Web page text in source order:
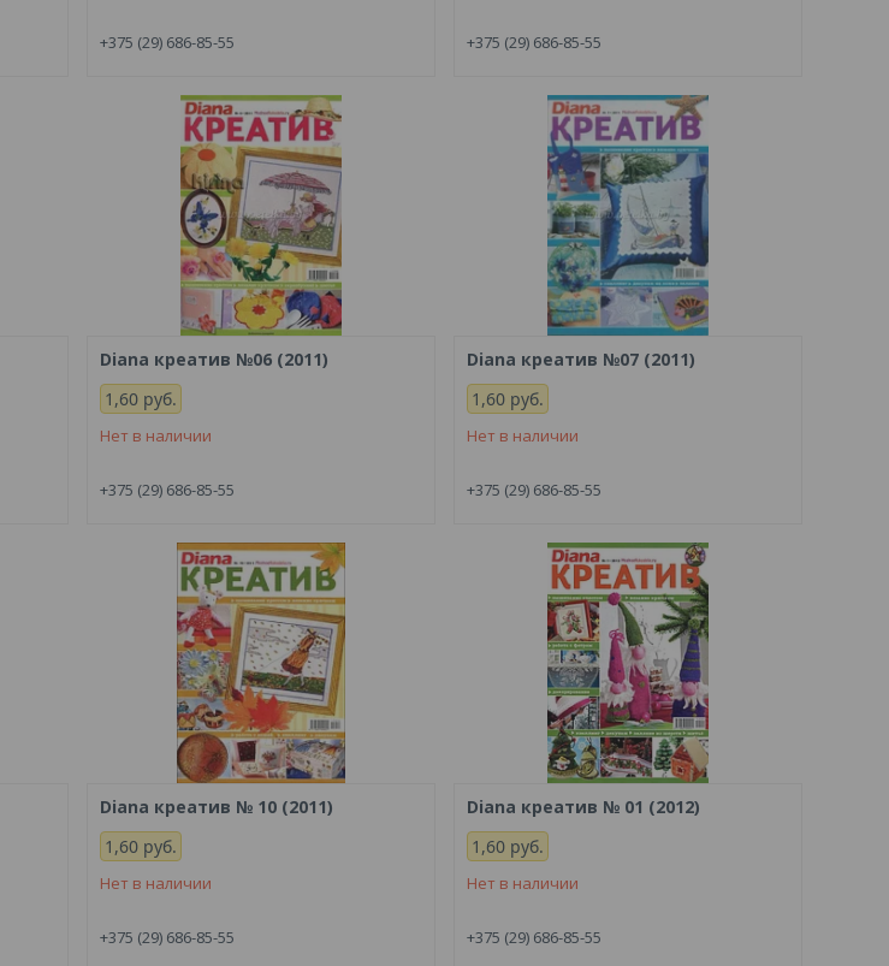
+375 (29) 686-85-55 +375 (29) 686-85-55
Diana креатив №06 (2011)
1,60 руб.
Нет в наличии
+375 (29) 686-85-55
Diana креатив №07 (2011)
1,60 руб.
Нет в наличии
+375 (29) 686-85-55
Diana креатив № 10 (2011)
1,60 руб.
Нет в наличии
+375 (29) 686-85-55
Diana креатив № 01 (2012)
1,60 руб.
Нет в наличии
+375 (29) 686-85-55